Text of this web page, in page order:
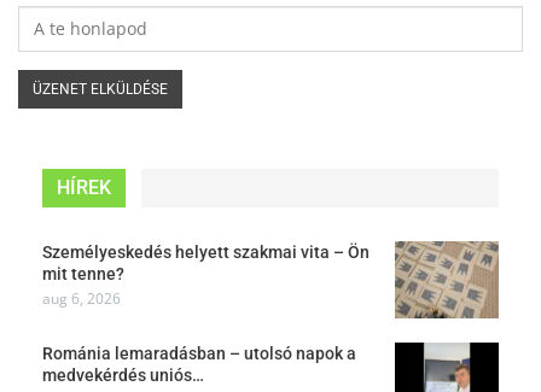
HÍREK
Személyeskedés helyett szakmai vita – Ön
mit tenne?
aug 6, 2026
Románia lemaradásban – utolsó napok a
medvekérdés uniós…